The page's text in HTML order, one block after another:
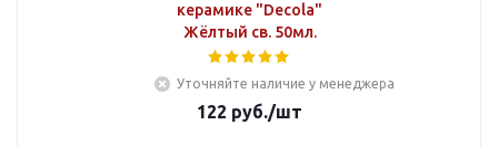
керамике "Decola"
Жёлтый св. 50мл.
Уточняйте наличие у менеджера
122 руб./шт